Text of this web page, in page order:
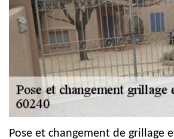
Pose et changement de grillage